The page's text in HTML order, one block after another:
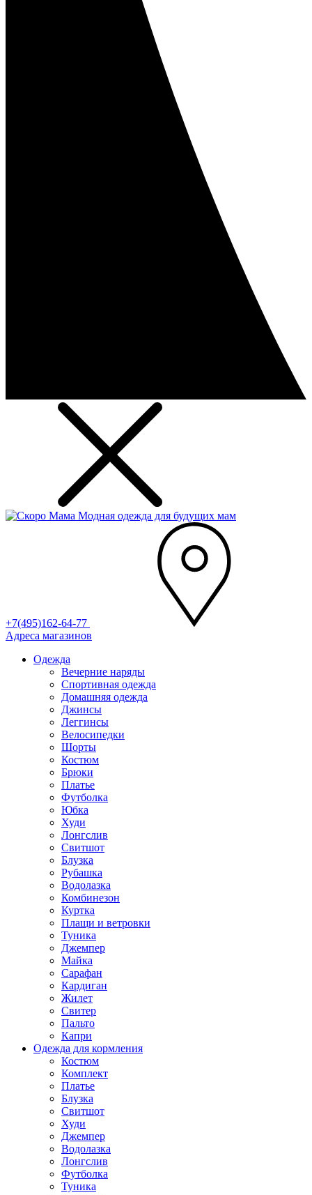
Модная одежда для будущих мам
+7(495)162-64-77
Адреса магазинов
Одежда
Вечерние наряды
Спортивная одежда
Домашняя одежда
Джинсы
Леггинсы
Велосипедки
Шорты
Костюм
Брюки
Платье
Футболка
Юбка
Худи
Лонгслив
Свитшот
Блузка
Рубашка
Водолазка
Комбинезон
Куртка
Плащи и ветровки
Туника
Джемпер
Майка
Сарафан
Кардиган
Жилет
Свитер
Пальто
Капри
Одежда для кормления
Костюм
Комплект
Платье
Блузка
Свитшот
Худи
Джемпер
Водолазка
Лонгслив
Футболка
Туника